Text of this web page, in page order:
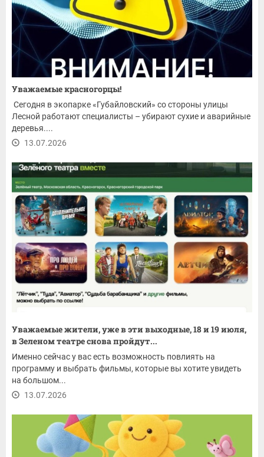
Уважаемые красногорцы!
Сегодня в экопарке «Губайловский» со стороны улицы
Лесной работают специалисты – убирают сухие и аварийные
деревья....
13.07.2026
Уважаемые жители, уже в эти выходные, 18 и 19 июля,
в Зеленом театре снова пройдут...
Именно сейчас у вас есть возможность повлиять на
программу и выбрать фильмы, которые вы хотите увидеть
на большом...
13.07.2026